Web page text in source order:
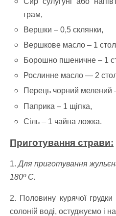
грам,
Вершки – 0,5 склянки,
Вершкове масло – 1
Борошно пшеничне – 1
Рослинне масло — 2
Перець чорний мелений
Паприка – 1 щіпка,
Сіль – 1 чайна ложка.
Приготування страви:
1.Для приготування
180º C.
2. Половину курячої
солоній воді, остуджуємо і